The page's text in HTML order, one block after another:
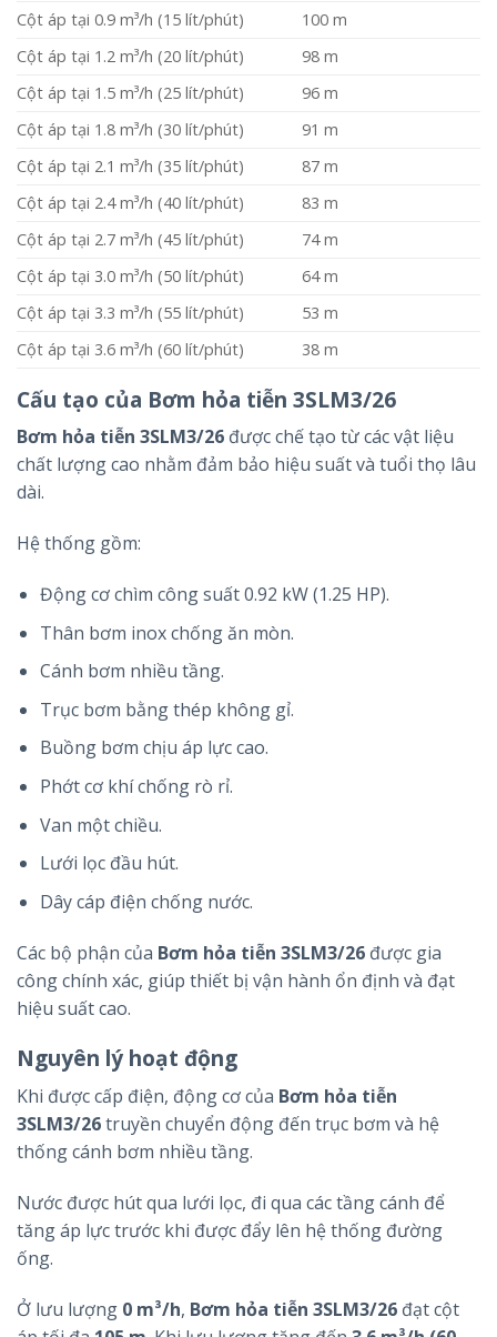
Cột áp tại 0.9 m³/h (15 lít/phút)
100 m
Cột áp tại 1.2 m³/h (20 lít/phút)
98 m
Cột áp tại 1.5 m³/h (25 lít/phút)
96 m
Cột áp tại 1.8 m³/h (30 lít/phút)
91 m
Cột áp tại 2.1 m³/h (35 lít/phút)
87 m
Cột áp tại 2.4 m³/h (40 lít/phút)
83 m
Cột áp tại 2.7 m³/h (45 lít/phút)
74 m
Cột áp tại 3.0 m³/h (50 lít/phút)
64 m
Cột áp tại 3.3 m³/h (55 lít/phút)
53 m
Cột áp tại 3.6 m³/h (60 lít/phút)
38 m
Cấu tạo của Bơm hỏa tiễn 3SLM3/26
Bơm hỏa tiễn 3SLM3/26 được chế tạo từ các vật liệu
chất lượng cao nhằm đảm bảo hiệu suất và tuổi thọ lâu
dài.
Hệ thống gồm:
Động cơ chìm công suất 0.92 kW (1.25 HP).
Thân bơm inox chống ăn mòn.
Cánh bơm nhiều tầng.
Trục bơm bằng thép không gỉ.
Buồng bơm chịu áp lực cao.
Phớt cơ khí chống rò rỉ.
Van một chiều.
Lưới lọc đầu hút.
Dây cáp điện chống nước.
Các bộ phận của Bơm hỏa tiễn 3SLM3/26 được gia
công chính xác, giúp thiết bị vận hành ổn định và đạt
hiệu suất cao.
Nguyên lý hoạt động
Khi được cấp điện, động cơ của Bơm hỏa tiễn
3SLM3/26truyền chuyển động đến trục bơm và hệ
thống cánh bơm nhiều tầng.
Nước được hút qua lưới lọc, đi qua các tầng cánh để
tăng áp lực trước khi được đẩy lên hệ thống đường
ống.
Ở lưu lượng 0 m³/h, Bơm hỏa tiễn 3SLM3/26 đạt cột